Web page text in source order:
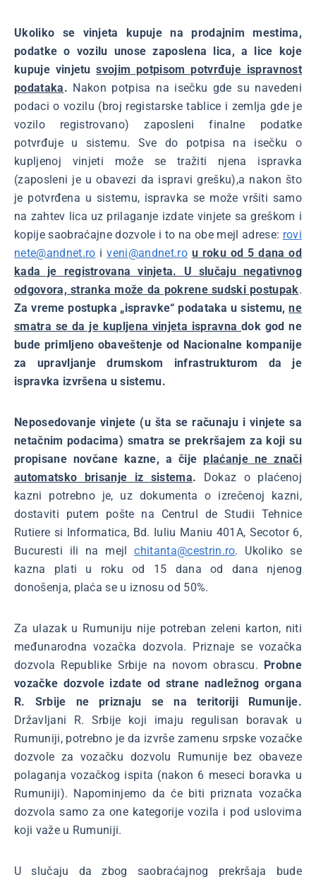
Ukoliko se vinjeta kupuje na prodajnim mestima,
podatke o vozilu unose zaposlena lica, a lice koje
kupuje vinjetusvojim potpisom potvrđuje ispravnost
podataka. Nakon potpisa na isečku gde su navedeni
podaci o vozilu (broj registarske tablice i zemlja gde je
vozilo registrovano) zaposleni finalne podatke
potvrđuje u sistemu. Sve do potpisa na isečku o
kupljenoj vinjeti može se tražiti njena ispravka
(zaposleni je u obavezi da ispravi grešku),a nakon što
je potvrđena u sistemu, ispravka se može vršiti samo
na zahtev lica uz prilaganje izdate vinjete sa greškom i
kopije saobraćajne dozvole i to na obe mejl adrese: rovi
nete@andnet.ro iveni@andnet.ro u roku od 5 dana od
kada je registrovana vinjeta. U slučaju negativnog
odgovora, stranka može da pokrene sudski postupak.
Za vreme postupka „ispravke“ podataka u sistemu,ne
smatra se da je kupljena vinjeta ispravnadok god ne
bude primljeno obaveštenje od Nacionalne kompanije
za upravljanje drumskom infrastrukturom da je
ispravka izvršena u sistemu.
Neposedovanje vinjete (u šta se računaju i vinjete sa
netačnim podacima) smatra se prekršajem za koji su
propisane novčane kazne, a čijeplaćanje ne znači
automatsko brisanje iz sistema.
Dokaz o plaćenoj
kazni potrebno je, uz dokumenta o izrečenoj kazni,
dostaviti putem pošte na Centrul de Studii Tehnice
Rutiere si Informatica, Bd. Iuliu Maniu 401A, Secotor 6,
Bucuresti ili na mejlchitanta@cestrin.ro. Ukoliko se
kazna plati u roku od 15 dana od dana njenog
donošenja, plaća se u iznosu od 50%.
Za ulazak u Rumuniju nije potreban zeleni karton, niti
međunarodna vozačka dozvola. Priznaje se vozačka
dozvola Republike Srbije na novom obrascu.
Probne
vozačke dozvole izdate od strane nadležnog organa
R. Srbije ne priznaju se na teritoriji Rumunije.
Državljani R. Srbije koji imaju regulisan boravak u
Rumuniji, potrebno je da izvrše zamenu srpske vozačke
dozvole za vozačku dozvolu Rumunije bez obaveze
polaganja vozačkog ispita (nakon 6 meseci boravka u
Rumuniji). Napominjemo da će biti priznata vozačka
dozvola samo za one kategorije vozila i pod uslovima
koji važe u Rumuniji.
U slučaju da zbog saobraćajnog prekršaja bude